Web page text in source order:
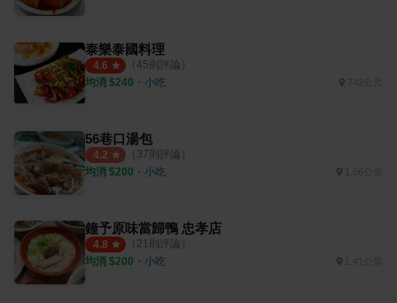
泰樂泰國料理
4.6 （ 45則評論）
均消 $240 ・ 小吃 742公尺
56巷口湯包
4.2 （ 37則評論）
均消 $200 ・ 小吃 1.56公里
鐘予原味當歸鴨 忠孝店
4.8 （ 21 則評論）
均消 $200 ・ 小吃 1.41公里